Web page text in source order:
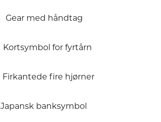
Gear med håndtag
Kortsymbol for fyrtårn
Firkantede fire hjørner
Japansk banksymbol